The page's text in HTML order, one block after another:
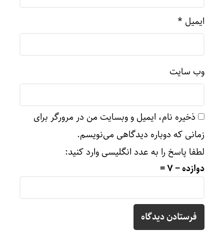
ایمیل *
وب‌ سایت
ذخیره نام، ایمیل و وبسایت من در مرورگر برای
زمانی که دوباره دیدگاهی می‌نویسم.
لطفا پاسخ را به عدد انگلیسی وارد کنید:
دوازده − 7 =